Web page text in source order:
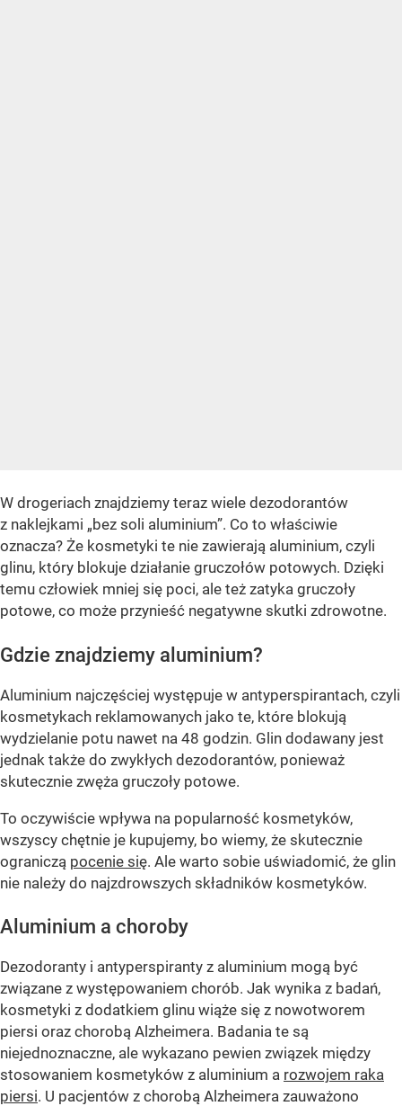
W drogeriach znajdziemy teraz wiele dezodorantów
z naklejkami „bez soli aluminium”. Co to właściwie
oznacza? Że kosmetyki te nie zawierają aluminium, czyli
glinu, który blokuje działanie gruczołów potowych. Dzięki
temu człowiek mniej się poci, ale też zatyka gruczoły
potowe, co może przynieść negatywne skutki zdrowotne.
Gdzie znajdziemy aluminium?
Aluminium najczęściej występuje w antyperspirantach, czyli
kosmetykach reklamowanych jako te, które blokują
wydzielanie potu nawet na 48 godzin. Glin dodawany jest
jednak także do zwykłych dezodorantów, ponieważ
skutecznie zwęża gruczoły potowe.
To oczywiście wpływa na popularność kosmetyków,
wszyscy chętnie je kupujemy, bo wiemy, że skutecznie
ograniczą pocenie się. Ale warto sobie uświadomić, że glin
nie należy do najzdrowszych składników kosmetyków.
Aluminium a choroby
Dezodoranty i antyperspiranty z aluminium mogą być
związane z występowaniem chorób. Jak wynika z badań,
kosmetyki z dodatkiem glinu wiąże się z nowotworem
piersi oraz chorobą Alzheimera. Badania te są
niejednoznaczne, ale wykazano pewien związek między
stosowaniem kosmetyków z aluminium a rozwojem raka
piersi. U pacjentów z chorobą Alzheimera zauważono